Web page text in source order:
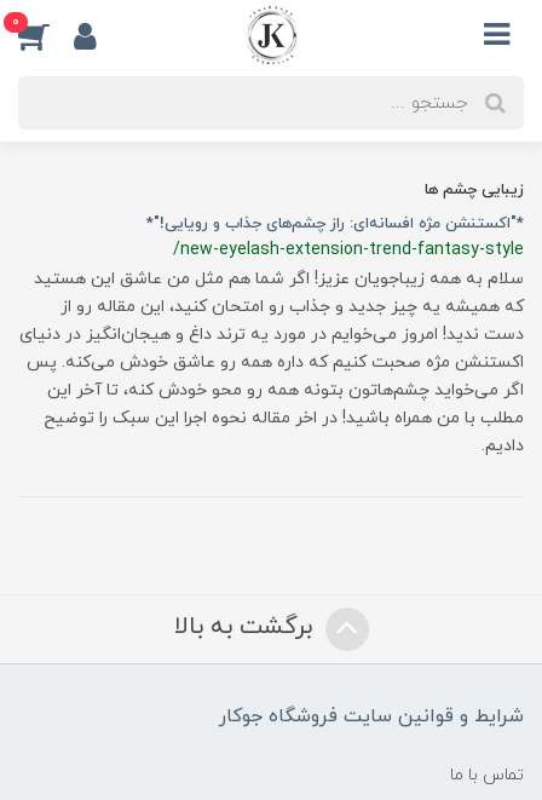
0
زیبایی چشم ها
*"اکستنشن مژه افسانه‌ای: راز چشم‌های جذاب و رویایی!"*
/new-eyelash-extension-trend-fantasy-style
سلام به همه زیباجویان عزیز! اگر شما هم مثل من عاشق این هستید
که همیشه یه چیز جدید و جذاب رو امتحان کنید، این مقاله رو از
دست ندید! امروز می‌خوایم در مورد یه ترند داغ و هیجان‌انگیز در دنیای
اکستنشن مژه صحبت کنیم که داره همه رو عاشق خودش می‌کنه. پس
اگر می‌خواید چشم‌هاتون بتونه همه رو محو خودش کنه، تا آخر این
مطلب با من همراه باشید! در اخر مقاله نحوه اجرا این سبک را توضیح
دادیم.
برگشت به بالا
شرایط و قوانین سایت فروشگاه جوکار
تماس با ما